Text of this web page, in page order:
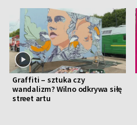
Graffiti – sztuka czy
wandalizm? Wilno odkrywa siłę
street artu